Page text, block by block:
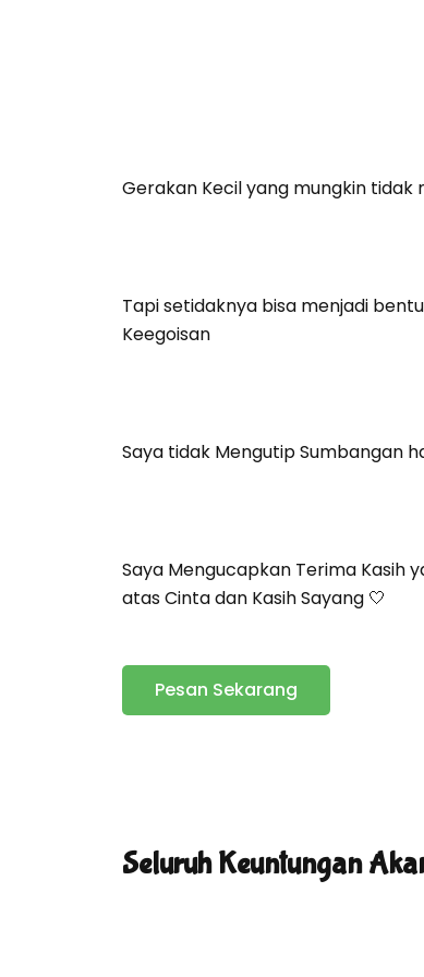
Gerakan Kecil yang mungkin
Tapi setidaknya bisa menjadi
Keegoisan
Saya tidak Mengutip Sumbangan
Saya Mengucapkan Terima Kasih
atas Cinta dan Kasih Sayang 🤍
Pesan Sekarang
Seluruh Keuntungan